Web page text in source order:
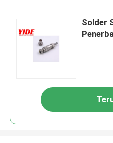
Solder